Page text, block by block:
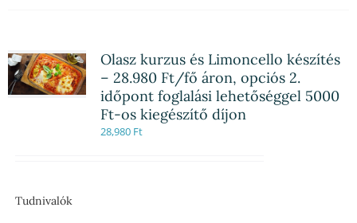
Olasz kurzus és Limoncello készítés
– 28.980 Ft/fő áron, opciós 2.
időpont foglalási lehetőséggel 5000
Ft-os kiegészítő díjon
28,980 Ft
Tudnivalók